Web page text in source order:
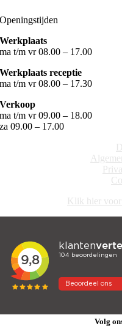
Openingstijden
Werkplaats
ma t/m vr 08.00 – 17.00
Werkplaats receptie
ma t/m vr 08.00 – 17.30
Verkoop
ma t/m vr 09.00 – 18.00
za 09.00 – 17.00
Klik hier voor
Volg